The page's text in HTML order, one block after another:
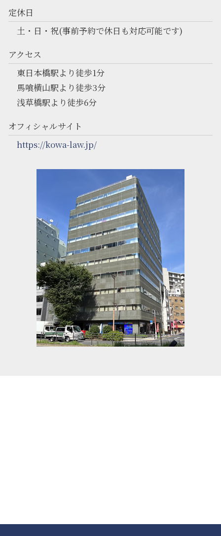
定休日
土・日・祝(事前予約で休日も対応可能です)
アクセス
東日本橋駅より徒歩1分
馬喰横山駅より徒歩3分
浅草橋駅より徒歩6分
オフィシャルサイト
https://kowa-law.jp/